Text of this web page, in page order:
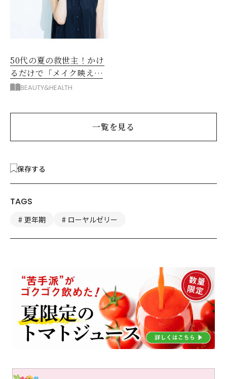
50代の夏の救世主！かけ
るだけで「メイク映え」
する眼鏡
BEAUTY&HEALTH
一覧を見る
保存する
TAGS
更年期 ローヤルゼリー